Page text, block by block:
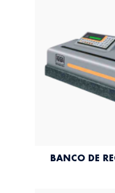
BANCO DE